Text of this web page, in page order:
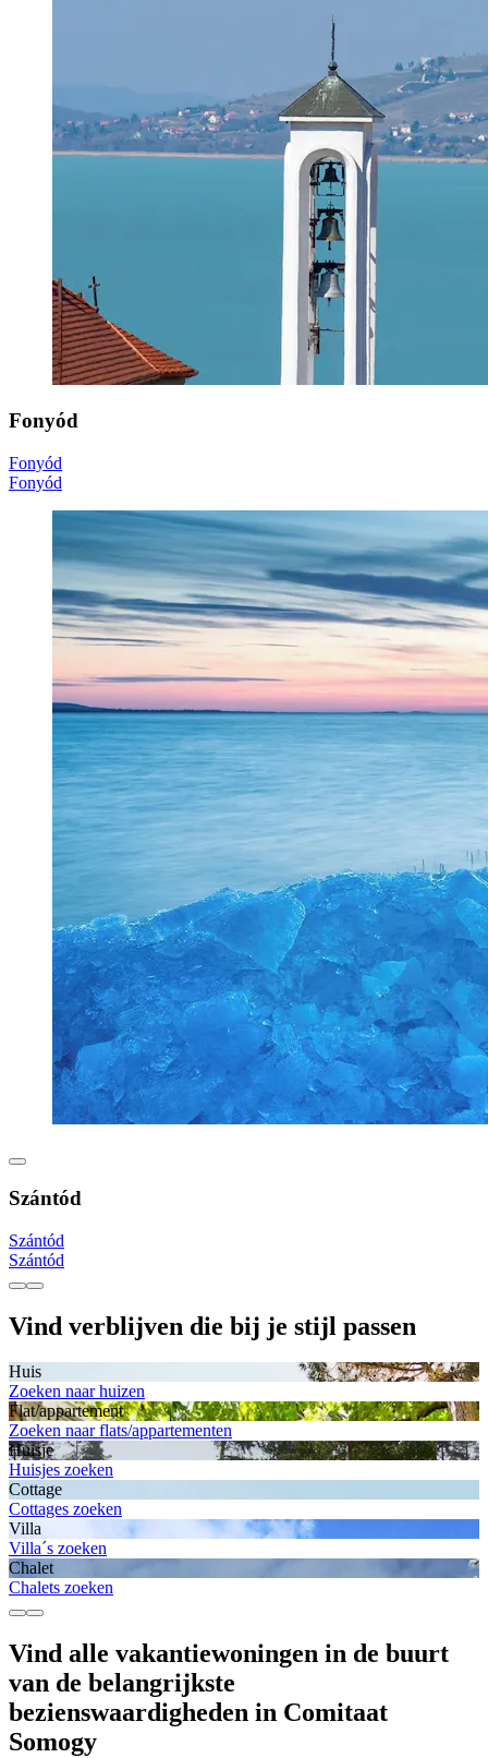
Fonyód
Fonyód
Fonyód
Szántód
Szántód
Szántód
Vind verblijven die bij je stijl passen
Huis
Zoeken naar huizen
Flat/appartement
Zoeken naar flats/appartementen
Huisje
Huisjes zoeken
Cottage
Cottages zoeken
Villa
Villa´s zoeken
Chalet
Chalets zoeken
Vind alle vakantiewoningen in de buurt
van de belangrijkste
bezienswaardigheden in Comitaat
Somogy